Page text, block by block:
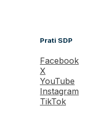
Prati SDP
Facebook
X
YouTube
Instagram
TikTok